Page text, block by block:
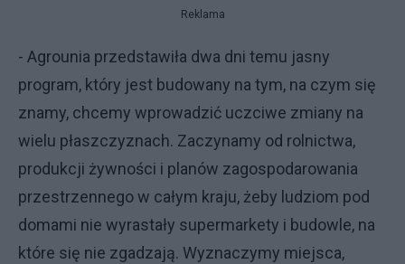
Reklama
- Agrounia przedstawiła dwa dni temu jasny
program, który jest budowany na tym, na czym się
znamy, chcemy wprowadzić uczciwe zmiany na
wielu płaszczyznach. Zaczynamy od rolnictwa,
produkcji żywności i planów zagospodarowania
przestrzennego w całym kraju, żeby ludziom pod
domami nie wyrastały supermarkety i budowle, na
które się nie zgadzają. Wyznaczymy miejsca,